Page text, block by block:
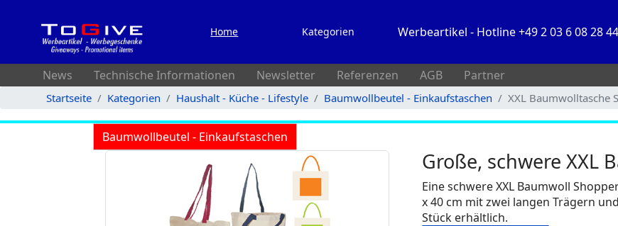
Home Kategorien Werbeartikel - Hotline +49 2 03 6 08 28 44
News Technische Informationen Newsletter Referenzen AGB Partner
Startseite Kategorien Haushalt - Küche - Lifestyle Baumwollbeutel - Einkaufstaschen XXL Baumwolltasche
Baumwollbeutel - Einkaufstaschen
Große, schwere XXL
Eine schwere XXL Baumwoll
x 40 cm mit zwei langen Trägern
Stück erhältlich.